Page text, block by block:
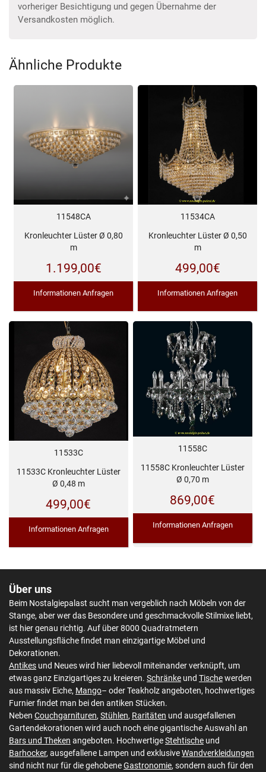
vorheriger Besichtigung und gegen Übernahme der
Versandkosten möglich.
Ähnliche Produkte
11548CA
Kronleuchter Lüster Ø 0,80
m
1.199,00€
Informationen Anfragen
11534CA
Kronleuchter Lüster Ø 0,50
m
499,00€
Informationen Anfragen
11533C
11533C Kronleuchter Lüster
Ø 0,48 m
499,00€
Informationen Anfragen
11558C
11558C Kronleuchter Lüster
Ø 0,70 m
869,00€
Informationen Anfragen
Über uns
Beim Nostalgiepalast sucht man vergeblich nach Möbeln von der
Stange, aber wer das Besondere und geschmackvolle Stilmixe liebt,
ist hier genau richtig. Auf über 8000 Quadratmetern
Ausstellungsfläche findet man einzigartige Möbel und
Dekorationen.
Antikes und Neues wird hier liebevoll miteinander verknüpft, um
etwas ganz Einzigartiges zu kreieren. Schränke und Tischewerden
aus massiv Eiche, Mango– oder Teakholz angeboten, hochwertiges
Furnier findet man bei den antiken Stücken.
Neben Couchgarnituren, Stühlen, Raritäten und ausgefallenen
Gartendekorationen wird auch noch eine gigantische Auswahl an
Bars und Theken angeboten. HochwertigeStehtische und
Barhocker, ausgefallene Lampen und exklusiveWandverkleidungen
sind nicht nur für die gehobeneGastronomie, sondern auch für den